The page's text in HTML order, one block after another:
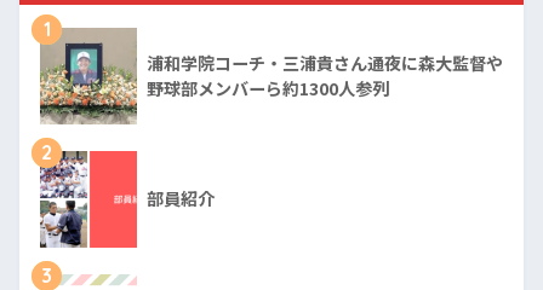
1
浦和学院コーチ・三浦貴さん通夜に森大監督や
野球部メンバーら約1300人参列
2
部員紹介
3